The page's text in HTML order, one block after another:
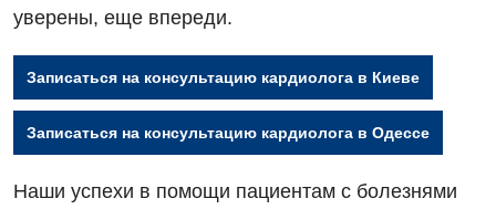
уверены, еще впереди.
Записаться на консультацию кардиолога в Киеве
Записаться на консультацию кардиолога в Одессе
Наши успехи в помощи пациентам с болезнями